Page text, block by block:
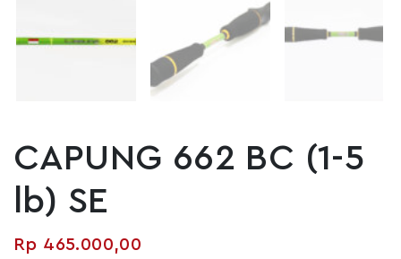
CAPUNG 662 BC (1-5
lb) SE
Rp 465.000,00